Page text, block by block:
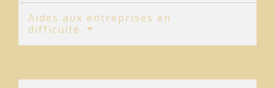
Aides aux entreprises en
difficulté